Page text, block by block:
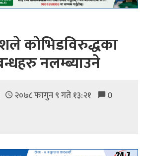
कोभिडविरुद्धका
नलम्ब्याउने
२०७८ फागुन ९ गते १३:२१ 0